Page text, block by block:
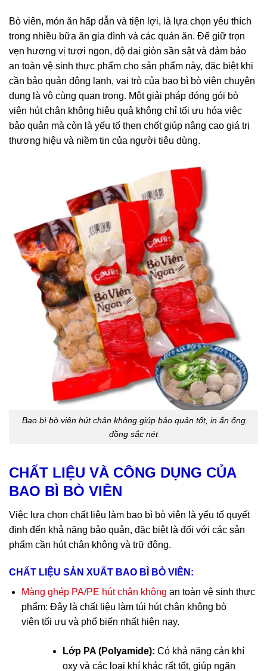
Bò viên, món ăn hấp dẫn và tiện lợi, là lựa chọn yêu thích
trong nhiều bữa ăn gia đình và các quán ăn. Để giữ trọn
vẹn hương vị tươi ngon, độ dai giòn sần sật và đảm bảo
an toàn vệ sinh thực phẩm cho sản phẩm này, đặc biệt khi
cần bảo quản đông lạnh, vai trò của bao bì bò viên chuyên
dụng là vô cùng quan trọng. Một giải pháp đóng gói bò
viên hút chân không hiệu quả không chỉ tối ưu hóa việc
bảo quản mà còn là yếu tố then chốt giúp nâng cao giá trị
thương hiệu và niềm tin của người tiêu dùng.
Bao bì bò viên hút chân không giúp bảo quản tốt, in ấn ống
đồng sắc nét
CHẤT LIỆU VÀ CÔNG DỤNG CỦA
BAO BÌ BÒ VIÊN
Việc lựa chọn chất liệu làm bao bì bò viên là yếu tố quyết
định đến khả năng bảo quản, đặc biệt là đối với các sản
phẩm cần hút chân không và trữ đông.
CHẤT LIỆU SẢN XUẤT BAO BÌ BÒ VIÊN:
Màng ghép PA/PE hút chân không an toàn vệ sinh thực
phẩm: Đây là chất liệu làm túi hút chân không bò
viên tối ưu và phổ biến nhất hiện nay.
Lớp PA (Polyamide): Có khả năng cản khí
oxy và các loại khí khác rất tốt, giúp ngăn